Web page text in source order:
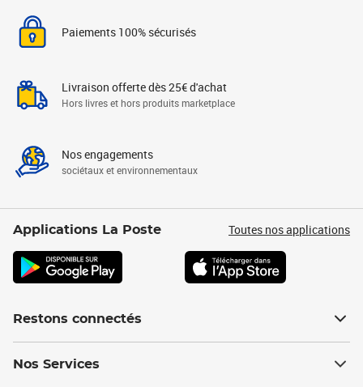
Paiements 100% sécurisés
Livraison offerte dès 25€ d'achat
Hors livres et hors produits marketplace
Nos engagements
sociétaux et environnementaux
Applications La Poste Toutes nos applications
Restons connectés
Nos Services